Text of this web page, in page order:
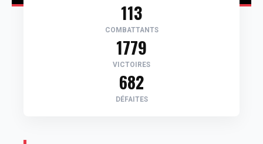
113
COMBATTANTS
1779
VICTOIRES
682
DÉFAITES